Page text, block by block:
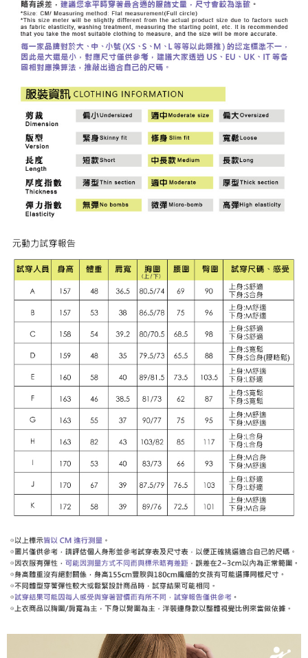
２．關於個人資料處理事宜，請瀏覽以下網址：
https://aftee.tw/terms/#terms3
３．未成年的使用者請事先徵得法定代理人或監護人之同意方可使用
「AFTEE先享後付」，若未經同意申辦者引起之損失，本公司不負相關責
任。
４．使用「AFTEE先享後付」時，將依據個別帳號之用戶狀況，依本公司即
請求用戶進行身份認證。
恩沛科技股份有限公司將有權停止該用戶之使用額度並採取法律行動。
宅配
每筆NT$120，滿NT$2,500(含以上)免運費
宅配離島
付款後門市自取
免運費
海外配送 查看運費